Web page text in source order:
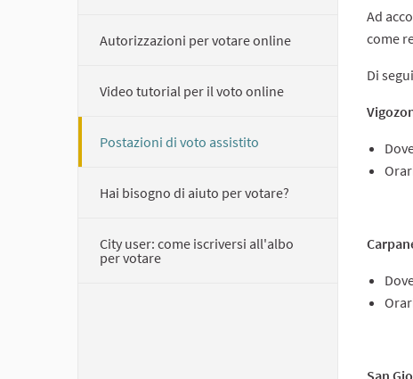
Autorizzazioni per votare online
Video tutorial per il voto online
Postazioni di voto assistito
Hai bisogno di aiuto per votare?
City user: come iscriversi all'albo
per votare
Ad
come
Di